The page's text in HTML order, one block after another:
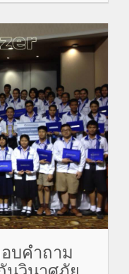
บคำถาม